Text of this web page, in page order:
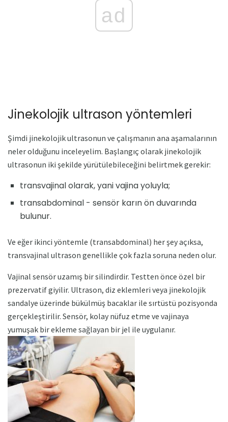
ad
Jinekolojik ultrason yöntemleri
Şimdi jinekolojik ultrasonun ve çalışmanın ana aşamalarının
neler olduğunu inceleyelim. Başlangıç ​​olarak jinekolojik
ultrasonun iki şekilde yürütülebileceğini belirtmek gerekir:
transvajinal olarak, yani vajina yoluyla;
transabdominal - sensör karın ön duvarında
bulunur.
Ve eğer ikinci yöntemle (transabdominal) her şey açıksa,
transvajinal ultrason genellikle çok fazla soruna neden olur.
Vajinal sensör uzamış bir silindirdir. Testten önce özel bir
prezervatif giyilir. Ultrason, diz eklemleri veya jinekolojik
sandalye üzerinde bükülmüş bacaklar ile sırtüstü pozisyonda
gerçekleştirilir. Sensör, kolay nüfuz etme ve vajinaya
yumuşak bir ekleme sağlayan bir jel ile uygulanır.